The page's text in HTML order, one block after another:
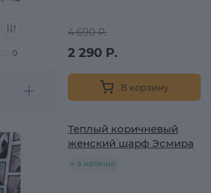
0
4 690 Р.
2 290 Р.
В корзину
Теплый коричневый
женский шарф Эсмира
в наличии